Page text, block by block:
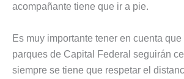
acompañante tiene que ir a pie.
Es muy importante tener en cuenta
parques de Capital Federal seguirán
siempre se tiene que respetar el